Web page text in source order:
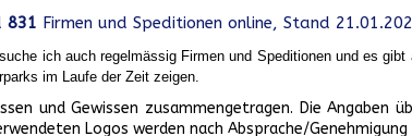
831 Firmen und Speditionen online, Stand
ich auch regelmässig Firmen und Speditionen und es
im Laufe der Zeit zeigen.
und Gewissen zusammengetragen. Die Angaben
Logos werden nach Absprache/